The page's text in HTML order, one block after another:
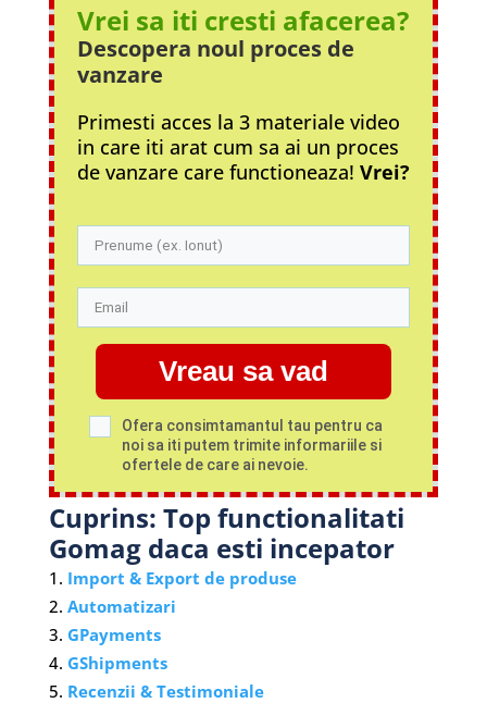
Vrei sa iti cresti afacerea?
Descopera noul procesde
vanzare
Primesti acces la 3 materiale video
in care iti arat cum sa ai un proces
de vanzare care functioneaza! Vrei?
Vreau sa vad
Ofera consimtamantul tau pentru ca
noi sa iti putem trimite informariile si
ofertele de care ai nevoie.
Cuprins: Top functionalitati
Gomag daca esti incepator
Import & Export de produse
Automatizari
GPayments
GShipments
Recenzii & Testimoniale